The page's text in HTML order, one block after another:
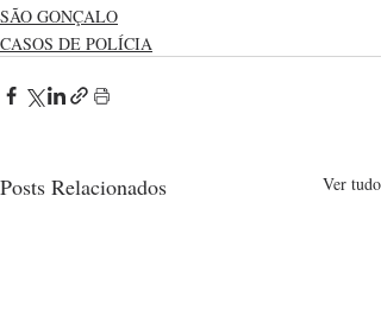
SÃO GONÇALO
CASOS DE POLÍCIA
Posts Relacionados Ver tudo